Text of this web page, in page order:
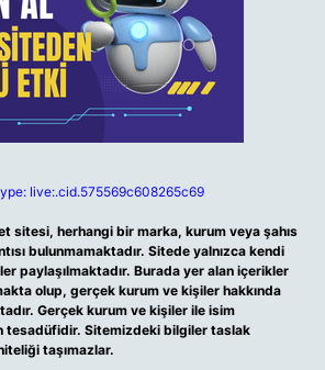
live:.cid.575569c608265c69
sitesi, herhangi bir marka, kurum veya şahıs
bulunmamaktadır. Sitede yalnızca kendi
paylaşılmaktadır. Burada yer alan içerikler
olup, gerçek kurum ve kişiler hakkında
Gerçek kurum ve kişiler ile isim
tesadüfidir. Sitemizdeki bilgiler taslak
taşımazlar.